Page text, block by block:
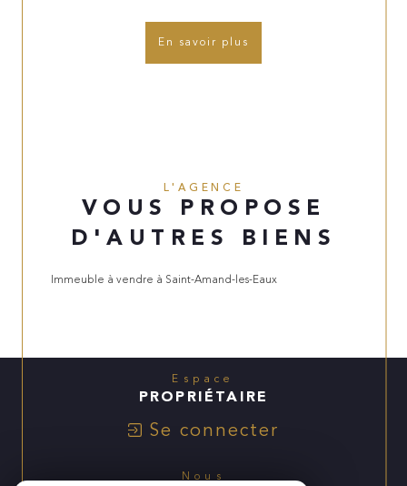
En savoir plus
L'AGENCE
VOUS PROPOSE
D'AUTRES BIENS
Immeuble à vendre à Saint-Amand-les-Eaux
Espace
PROPRIÉTAIRE
Se connecter
Nous